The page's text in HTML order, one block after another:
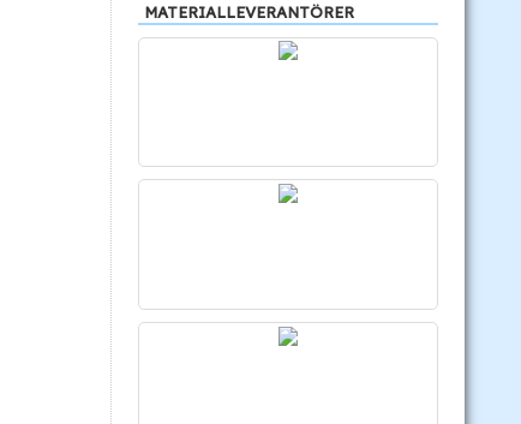
MATERIALLEVERANTÖRER